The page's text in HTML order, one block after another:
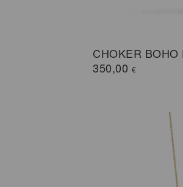
CHOKER BOHO
350,00 €